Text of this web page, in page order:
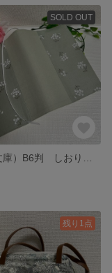
SOLD OUT
残り1点